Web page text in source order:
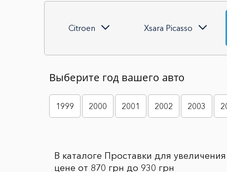
Citroen Xsara Picasso
Выберите год вашего авто
1999 2000 2001 2002 2003
В каталоге Проставки для
цене от 870 грн до 930 грн